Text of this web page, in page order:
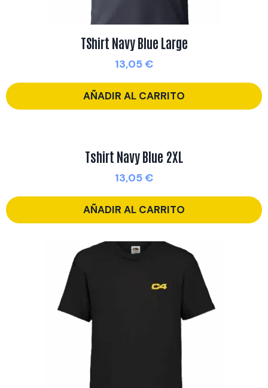
TShirt Navy Blue Large
13,05€
AÑADIR AL CARRITO
Tshirt Navy Blue 2XL
13,05€
AÑADIR AL CARRITO